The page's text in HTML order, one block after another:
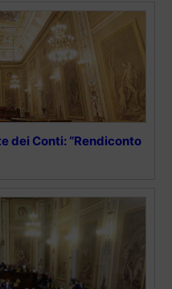
dei Conti: “Rendiconto